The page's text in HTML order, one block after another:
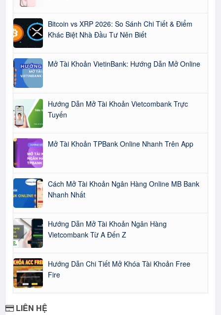
Bitcoin vs XRP 2026: So Sánh Chi Tiết & Điểm
Khác Biệt Nhà Đầu Tư Nên Biết
Mở Tài Khoản VietinBank: Hướng Dẫn Mở Online
Hướng Dẫn Mở Tài Khoản Vietcombank Trực
Tuyến
Mở Tài Khoản TPBank Online Nhanh Trên App
Cách Mở Tài Khoản Ngân Hàng Online MB Bank
Nhanh Nhất
Hướng Dẫn Mở Tài Khoản Ngân Hàng
Vietcombank Từ A Đến Z
Hướng Dẫn Chi Tiết Mở Khóa Tài Khoản Free
Fire
LIÊN HỆ